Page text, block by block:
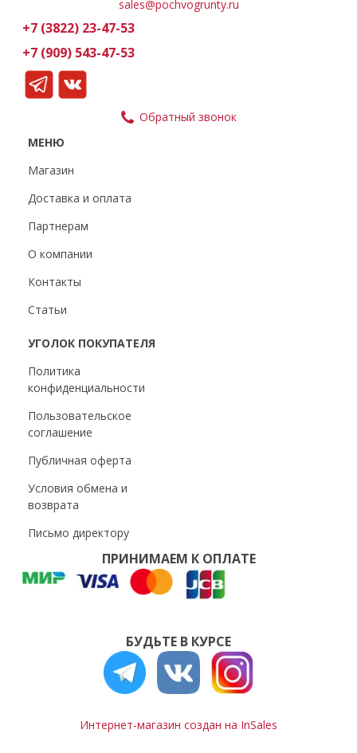
sales@pochvogrunty.ru
+7 (3822) 23-47-53
+7 (909) 543-47-53
Обратный звонок
МЕНЮ
Магазин
Доставка и оплата
Партнерам
О компании
Контакты
Статьи
УГОЛОК ПОКУПАТЕЛЯ
Политика
конфиденциальности
Пользовательское
соглашение
Публичная оферта
Условия обмена и
возврата
Письмо директору
ПРИНИМАЕМ К ОПЛАТЕ
БУДЬТЕ В КУРСЕ
Интернет-магазин создан на InSales